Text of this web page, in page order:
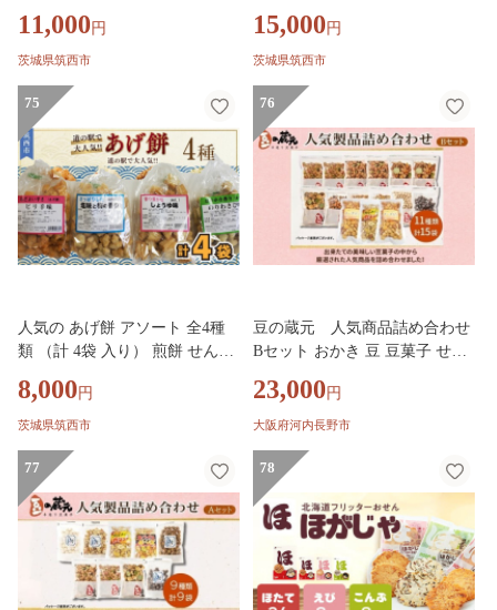
11,000 円
茨城県筑西市
15,000 円
茨城県筑西市
75
人気の あげ餅 アソート 全4種
類 （計 4袋 入り） 煎餅 せんべ
つ あげもち 食べ比べ モチ もち
茨城県 筑西市
8,000 円
茨城県筑西市
76
豆の蔵元 人気商品詰め合わせ
Bセット おかき 豆 豆菓子 せん
人気 おいしい おつまみ あられ
送料無料
23,000 円
大阪府河内長野市
77 78